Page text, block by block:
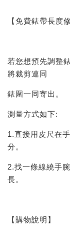
【免費錶帶長度
若您想預先調整
將裁剪連同
錶圍一同寄出。
測量方式如下:
1.直接用皮尺在
分。
2.找一條線繞手
長。
【購物說明】